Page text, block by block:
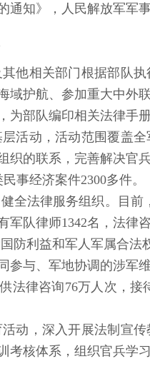
通知》，人民解放军军
他相关部门根据部队
域护航、参加重大中外
为部队编印相关法律手
活动，活动范围覆盖
织的联系，完善解决官
事经济案件2300多件。
全法律服务组织。目前
军队律师1342名，法律
防利益和军人军属合法
参与、军地协调的涉军
法律咨询76万人次，
动，深入开展法制宣
考核体系，组织官兵学